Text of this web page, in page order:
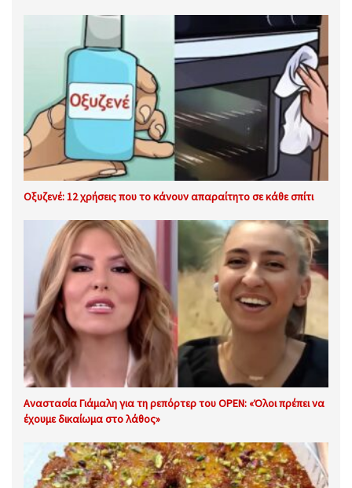
Οξυζενέ: 12 χρήσεις που το κάνουν απαραίτητο σε κάθε σπίτι
Αναστασία Γιάμαλη για τη ρεπόρτερ του OPEN: «Όλοι πρέπει να
έχουμε δικαίωμα στο λάθος»